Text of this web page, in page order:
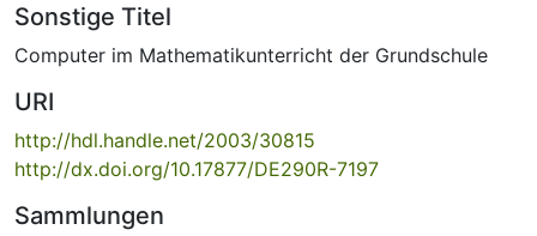
Sonstige Titel
Computer im Mathematikunterricht der Grundschule
URI
http://hdl.handle.net/2003/30815
http://dx.doi.org/10.17877/DE290R-7197
Sammlungen